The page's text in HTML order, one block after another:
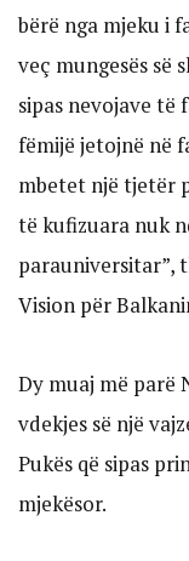
bërë nga mjeku i
veç mungesës së
sipas nevojave të
fëmijë jetojnë në
mbetet një tjetër
të kufizuara nuk
parauniversitar”,
Vision për
Dy muaj më parë
vdekjes së një
Pukës që sipas
mjekësor.